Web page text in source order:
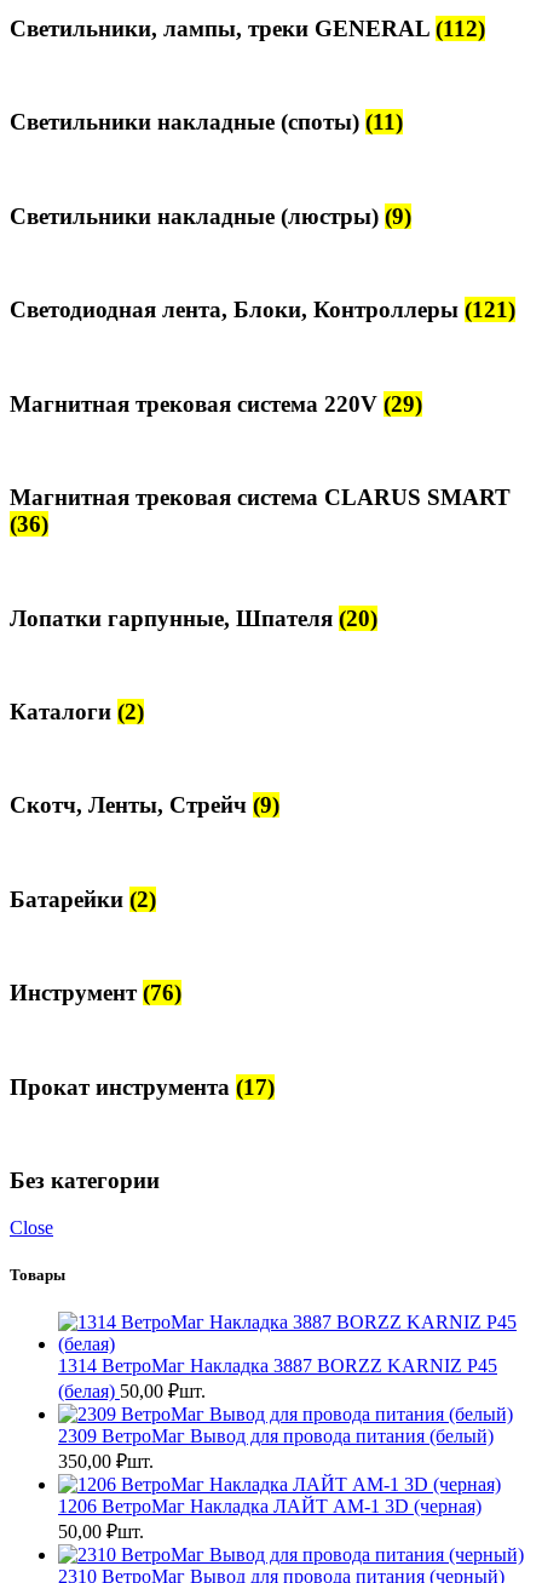
Светильники, лампы, треки GENERAL (112)
Светильники накладные (споты) (11)
Светильники накладные (люстры) (9)
Светодиодная лента, Блоки, Контроллеры (121)
Магнитная трековая система 220V (29)
Магнитная трековая система CLARUS SMART
(36)
Лопатки гарпунные, Шпателя (20)
Каталоги (2)
Скотч, Ленты, Стрейч (9)
Батарейки (2)
Инструмент(76)
Прокат инструмента (17)
Без категории
Close
Товары
1314 ВетроМаг Накладка 3887 BORZZ KARNIZ P45
(белая) 50,00 ₽шт.
2309 ВетроМаг Вывод для провода питания (белый)
350,00 ₽шт.
1206 ВетроМаг Накладка ЛАЙТ АМ-1 3D (черная)
50,00 ₽шт.
2310 ВетроМаг Вывод для провода питания (черный)